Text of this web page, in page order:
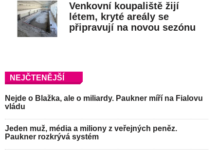
Venkovní koupaliště žijí
létem, kryté areály se
připravují na novou sezónu
NEJČTENĚJŠÍ
Nejde o Blažka, ale o miliardy. Paukner míří na Fialovu
vládu
Jeden muž, média a miliony z veřejných peněz.
Paukner rozkrývá systém